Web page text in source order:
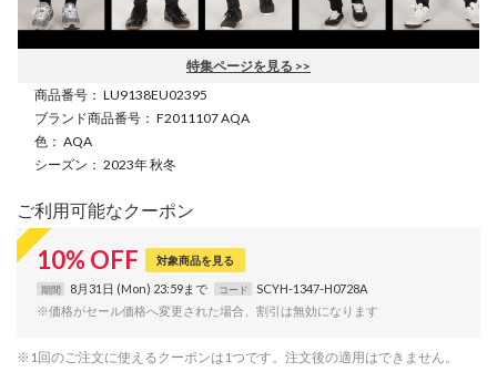
特集ページを見る >>
商品番号 ： LU9138EU02395
ブランド商品番号 ： F2011107 AQA
色 ： AQA
シーズン ： 2023年 秋冬
ご利用可能なクーポン
10% OFF 対象商品を見る
期間 8月31日 (Mon) 23:59まで コード
SCYH-1347-H0728A
※価格がセール価格へ変更された場合、割引は無効になります
※1回のご注文に使えるクーポンは1つです。注文後の適用はできません。